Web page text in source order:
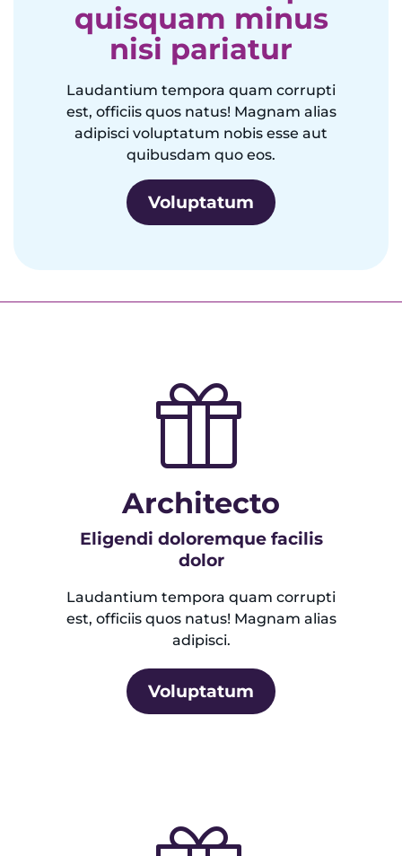
quisquam minus
nisi pariatur
Laudantium tempora quam corrupti
est, officiis quos natus! Magnam alias
adipisci voluptatum nobis esse aut
quibusdam quo eos.
Voluptatum
Architecto
Eligendi doloremque facilis
dolor
Laudantium tempora quam corrupti
est, officiis quos natus! Magnam alias
adipisci.
Voluptatum